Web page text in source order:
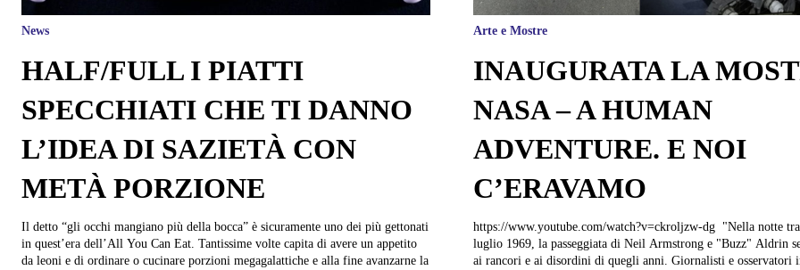
News
HALF/FULL I PIATTI
SPECCHIATI CHE TI DANNO
L’IDEA DI SAZIETÀ CON
METÀ PORZIONE
Il detto “gli occhi mangiano più della bocca” è sicuramente uno dei più gettonati
in quest’era dell’All You Can Eat. Tantissime volte capita di avere un appetito
da leoni e di ordinare o cucinare porzioni megagalattiche e alla fine avanzarne la
Arte e Mostre
INAUGURATA LA
NASA – A HUMAN
ADVENTURE. E NOI
C’ERAVAMO
https://www.youtube.com/watch?v=ckroljzw-dg "Nella notte tra il 20 e il 21
luglio 1969, la passeggiata di Neil Armstrong e "Buzz" Aldrin
ai rancori e ai disordini di quegli anni. Giornalisti e osservatori